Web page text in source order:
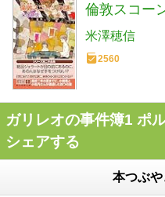
倫敦スコー
米澤穂信
2560
ガリレオの事件簿1 ポ
シェアする
本つぶや